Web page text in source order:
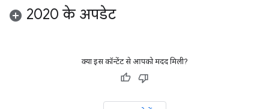
2020 के अपडेट
क्या इस कॉन्टेंट से आपको मदद मिली?